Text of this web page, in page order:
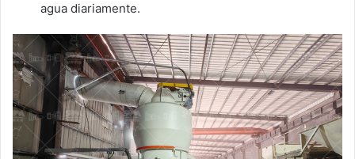
agua diariamente.